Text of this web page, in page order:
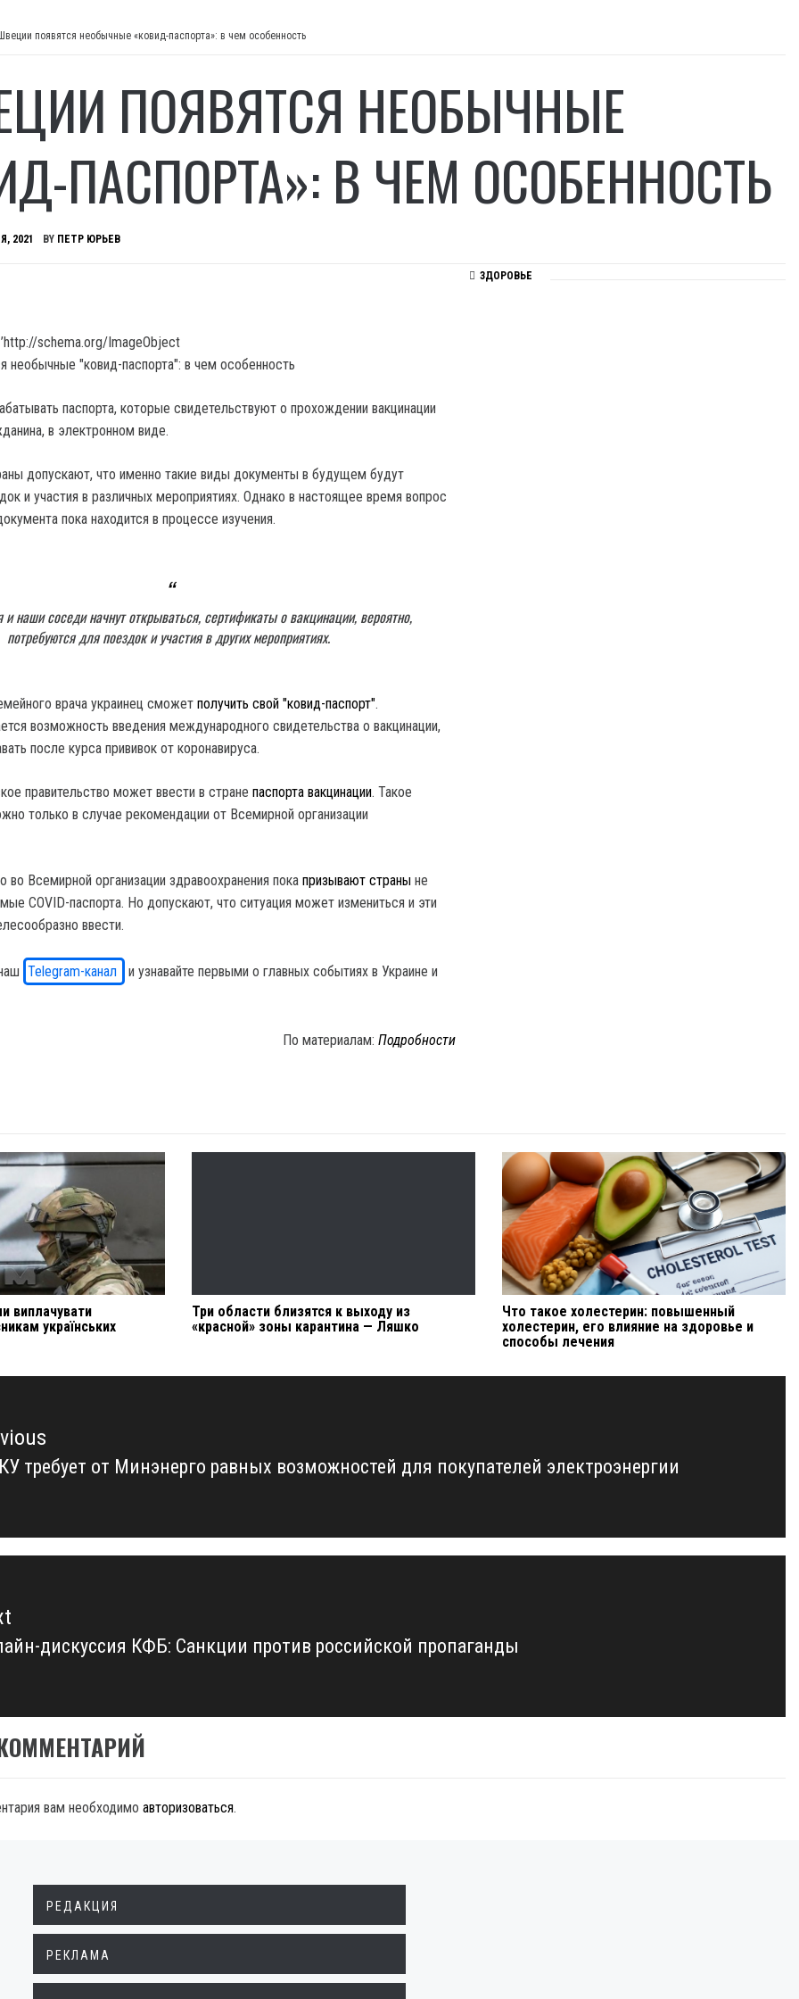
появятся необычные «ковид-паспорта»: в чем особенность
ПОЯВЯТСЯ НЕОБЫЧНЫЕ
ПАСПОРТА»: В ЧЕМ ОСОБЕННОСТЬ
2021 BY ПЕТР ЮРЬЕВ
schema.org/ImageObject
паспорта, которые свидетельствуют о прохождении вакцинации
в электронном виде.
допускают, что именно такие виды документы в будущем будут
и участия в различных мероприятиях. Однако в настоящее время вопрос
пока находится в процессе изучения.
наши соседи начнут открываться, сертификаты о вакцинации, вероятно,
потребуются для поездок и участия в других мероприятиях.
врача украинец сможет получить свой "ковид-паспорт".
возможность введения международного свидетельства о вакцинации,
после курса прививок от коронавируса.
правительство может ввести в стране паспорта вакцинации. Такое
только в случае рекомендации от Всемирной организации
во Всемирной организации здравоохранения пока призывают страны не
COVID-паспорта. Но допускают, что ситуация может измениться и эти
ввести.
Telegram-канал
и узнавайте первыми о главных событиях в Украине и
По материалам:Подробности
ЗДОРОВЬЕ
виплачувати
українських
Три области близятся к выходу из
«красной» зоны карантина — Ляшко
Что такое холестерин: повышенный
холестерин, его влияние на здоровье и
способы лечения
требует от Минэнерго равных возможностей для покупателей электроэнергии
дискуссия КФБ: Санкции против российской пропаганды
вам необходимо авторизоваться.
РЕДАКЦИЯ
РЕКЛАМА